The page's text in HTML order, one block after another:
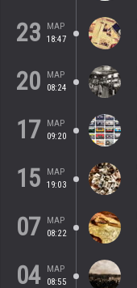
23
МАР
18:47
20
МАР
08:24
17
МАР
09:20
15
МАР
19:03
07
МАР
08:22
04
МАР
08:55